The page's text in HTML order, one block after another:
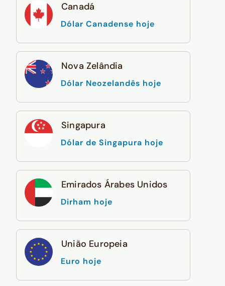
Canadá
Dólar Canadense hoje
Nova Zelândia
Dólar Neozelandês hoje
Singapura
Dólar de Singapura hoje
Emirados Árabes Unidos
Dirham hoje
União Europeia
Euro hoje